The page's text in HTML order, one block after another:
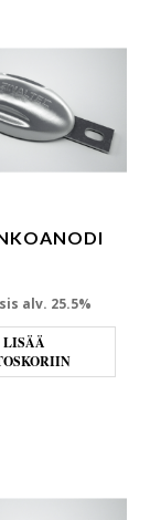
sis alv. 25.5%
LISÄÄ